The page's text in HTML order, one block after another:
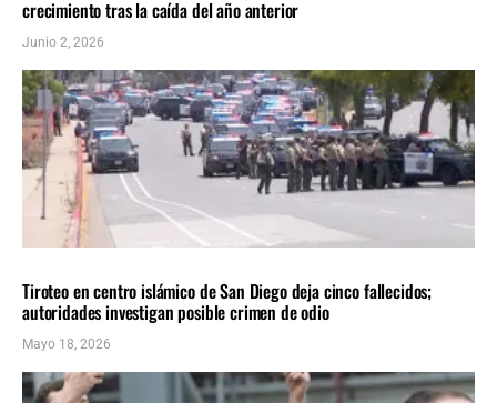
crecimiento tras la caída del año anterior
Junio 2, 2026
Tiroteo en centro islámico de San Diego deja cinco fallecidos;
autoridades investigan posible crimen de odio
Mayo 18, 2026